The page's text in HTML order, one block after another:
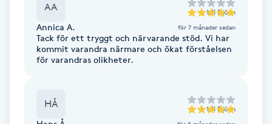
Celluliter
Color correction
AA till Björn
Annica A. för 7 månader sedan
Tack för ett tryggt och närvarande stöd. Vi har
kommit varandra närmare och ökat förståelsen
för varandras olikheter.
HÅ till Björn